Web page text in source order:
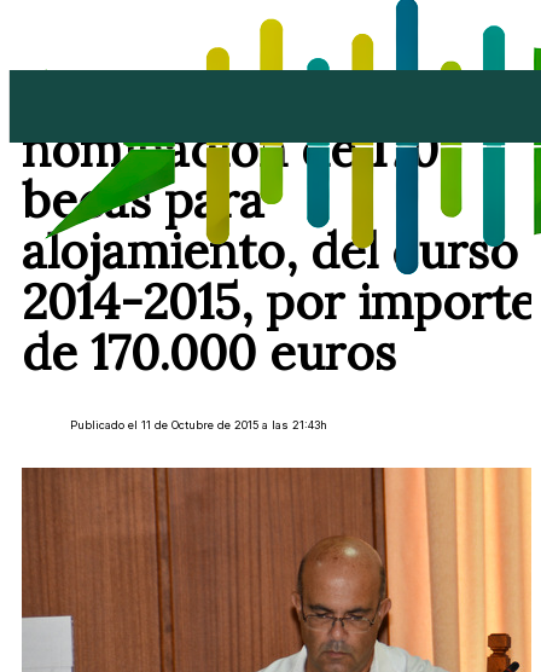
nominación de 170
becas para
alojamiento, del curso
2014-2015, por importe
de 170.000 euros
Publicado el 11 de Octubre de 2015 a las 21:43h